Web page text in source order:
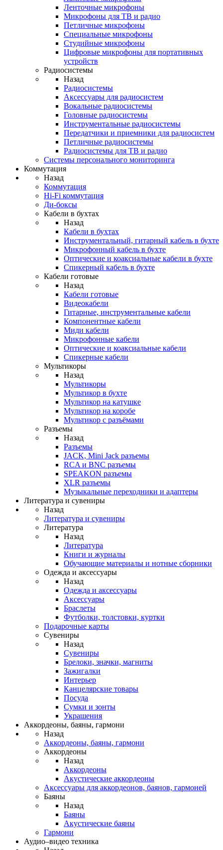
Ленточные микрофоны
Микрофоны для ТВ и радио
Петличные микрофоны
Специальные микрофоны
Студийные микрофоны
Цифровые микрофоны для портативных
устройств
Радиосистемы
Назад
Радиосистемы
Аксессуары для радиосистем
Вокальные радиосистемы
Головные радиосистемы
Инструментальные радиосистемы
Передатчики и приемники для радиосистем
Петличные радиосистемы
Радиосистемы для ТВ и радио
Системы персонального мониторинга
Коммутация
Назад
Коммутация
Hi-Fi коммутация
Ди-боксы
Кабели в бухтах
Назад
Кабели в бухтах
Инструментальный, гитарный кабель в бухте
Микрофонный кабель в бухте
Оптические и коаксиальные кабели в бухте
Спикерный кабель в бухте
Кабели готовые
Назад
Кабели готовые
Видеокабели
Гитарные, инструментальные кабели
Компонентные кабели
Миди кабели
Микрофонные кабели
Оптические и коаксиальные кабели
Спикерные кабели
Мультикоры
Назад
Мультикоры
Мультикор в бухте
Мультикор на катушке
Мультикор на коробе
Мультикор с разъёмами
Разъемы
Назад
Разъемы
JACK, Mini Jack разъемы
RCA и BNC разъемы
SPEAKON разъемы
XLR разъемы
Музыкальные переходники и адаптеры
Литература и сувениры
Назад
Литература и сувениры
Литература
Назад
Литература
Книги и журналы
Обучающие материалы и нотные сборники
Одежда и аксессуары
Назад
Одежда и аксессуары
Аксессуары
Браслеты
Футболки, толстовки, куртки
Подарочные карты
Сувениры
Назад
Сувениры
Брелоки, значки, магниты
Зажигалки
Интерьер
Канцелярские товары
Посуда
Сумки и зонты
Украшения
Аккордеоны, баяны, гармони
Назад
Аккордеоны, баяны, гармони
Аккордеоны
Назад
Аккордеоны
Акустические аккордеоны
Аксессуары для аккордеонов, баянов, гармоней
Баяны
Назад
Баяны
Акустические баяны
Гармони
Аудио–видео техника